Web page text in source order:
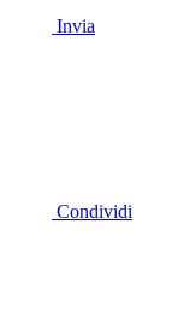
Invia
Condividi